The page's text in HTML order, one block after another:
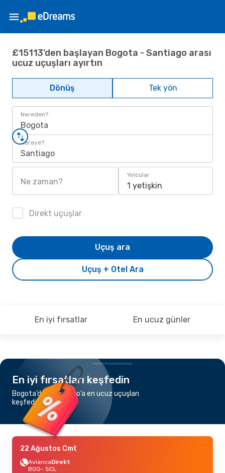
£15113’den başlayan Bogota - Santiago arası
ucuz uçuşları ayırtın
Dönüş Tek yön
Nereden?
Bogota
Nereye?
Santiago
Ne zaman?
Yolcular
1 yetişkin
Direkt uçuşlar
Uçuş + Otel Ara
Uçuş ara
En iyi fırsatlar En ucuz günler
En iyi fırsatları keşfedin
Bogota’dan Santiago’a en ucuz uçuşları
keşfedin
22 Ağustos Cmt
AviancaDirekt
BOG- SCL